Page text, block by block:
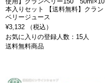
本入りセット 【送料無料】クラン
ベリージュース
¥3,132 （税込）
お気に入りの登録人数：15人
送料無料商品